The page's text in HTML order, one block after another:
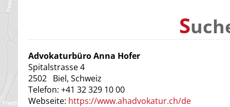
S
Advokaturbüro Anna Hofer
Spitalstrasse 4
2502 Biel, Schweiz
Telefon: +41 32 329 10 00
Webseite: https://www.ahadvokatur.ch/de